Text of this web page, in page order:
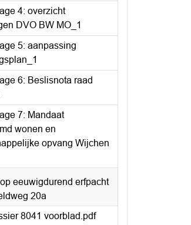
4: overzicht
DVO BW MO_1
5: aanpassing
6: Beslisnota raad
7: Mandaat
wonen en
opvang Wijchen
eeuwigdurend erfpacht
20a
8041 voorblad.pdf